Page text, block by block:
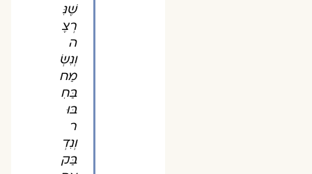
שֶׁנִּ
רְצֶ
ה
וְנִשְׂ
מַח
בַּחִ
בּוּ
ר
וְנִדְ
בַּק